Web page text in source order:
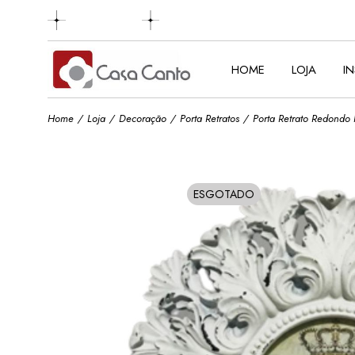
HOME LOJA
Home Loja Decoração Porta Retratos Porta Retrato
SOLD
ESGOTADO